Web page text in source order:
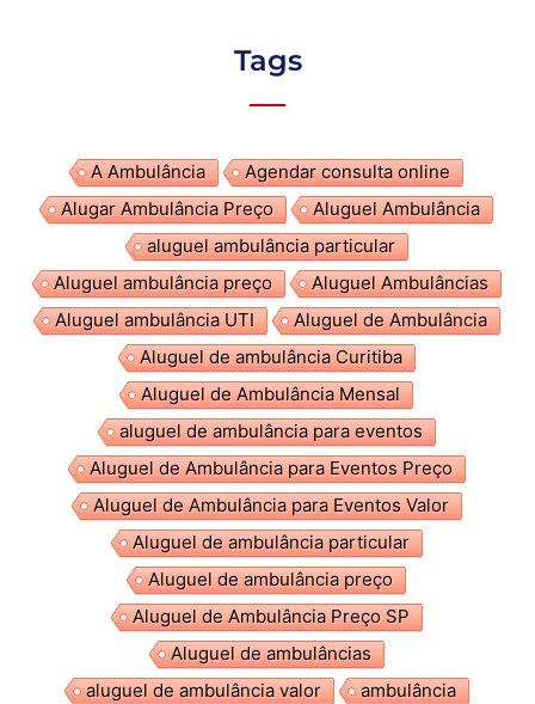
Tags
A Ambulância
Agendar consulta online
Alugar Ambulância Preço
Aluguel Ambulância
aluguel ambulância particular
Aluguel ambulância preço
Aluguel Ambulâncias
Aluguel ambulância UTI
Aluguel de Ambulância
Aluguel de ambulância Curitiba
Aluguel de Ambulância Mensal
aluguel de ambulância para eventos
Aluguel de Ambulância para Eventos Preço
Aluguel de Ambulância para Eventos Valor
Aluguel de ambulância particular
Aluguel de ambulância preço
Aluguel de Ambulância Preço SP
Aluguel de ambulâncias
aluguel de ambulância valor
ambulância